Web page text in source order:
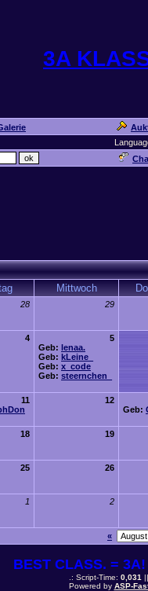
3A
Mittwoch
28 29
4
5
Geb: lenaa.
Geb: kLeine_
Geb: x_code
Geb: steernchen_
11
12
Geb:
18 19
25 26
1 2
«
BEST CLASS. =
.: Script-Time: 0,031
Powered by ASP-